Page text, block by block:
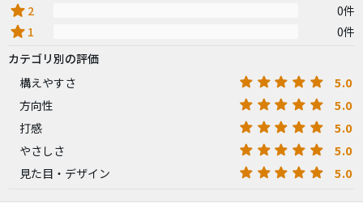
star 2 0件
star 1
0件
カテゴリ別の評価
構えやすさ
5.0
方向性 5.0
打感 5.0
やさしさ 5.0
見た目・デザイン 5.0